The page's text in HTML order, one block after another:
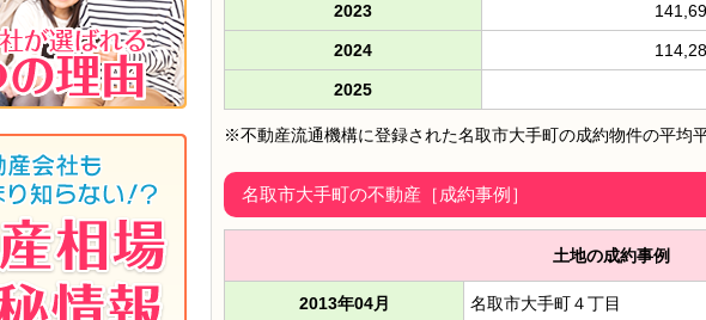
2023
2024
2025
※不動産流通機構に登録された名取市大手町の成約物件の平均
名取市大手町の不動産［成約事例］
土地の成約事例
2013年04月 名取市大手町４丁目